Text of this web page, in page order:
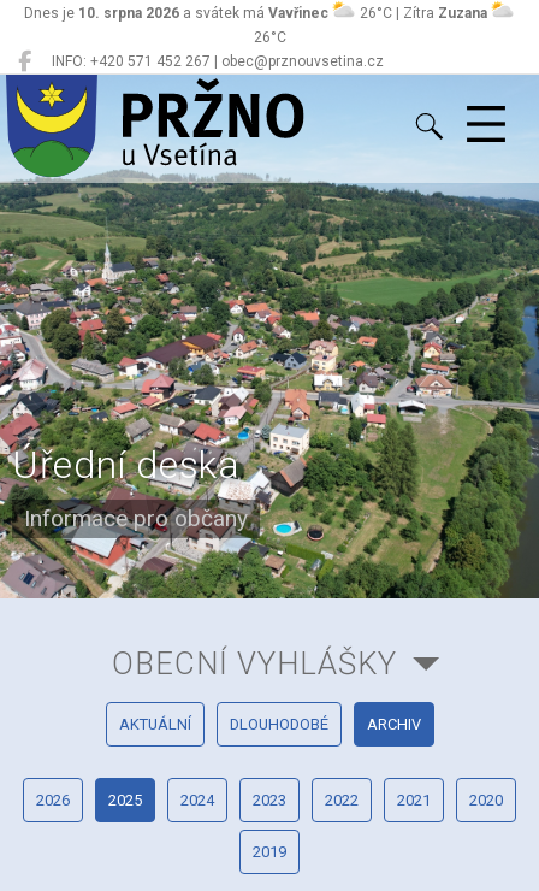
INFO: +420 571 452 267 | obec@prznouvsetina.cz
Dnes je 10. srpna 2026 a svátek má Vavřinec 26°C | Zítra Zuzana
26°C
Pržno
Úřední deska
Informace pro občany
OBECNÍ VYHLÁŠKY
AKTUÁLNÍ DLOUHODOBÉ ARCHIV
2026 2025 2024 2023 2022 2021 2020
2019